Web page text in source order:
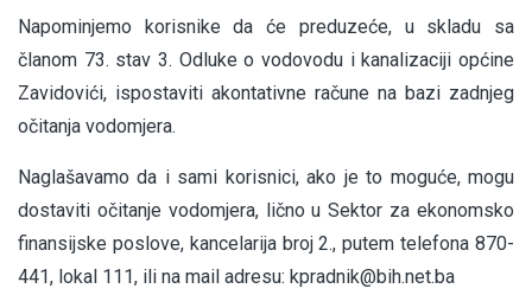
Napominjemo korisnike da će preduzeće, u skladu sa
članom 73. stav 3. Odluke o vodovodu i kanalizaciji općine
Zavidovići, ispostaviti akontativne račune na bazi zadnjeg
očitanja vodomjera.
Naglašavamo da i sami korisnici, ako je to moguće, mogu
dostaviti očitanje vodomjera, lično u Sektor za ekonomsko
finansijske poslove, kancelarija broj 2., putem telefona 870-
441, lokal 111, ili na mail adresu: kpradnik@bih.net.ba